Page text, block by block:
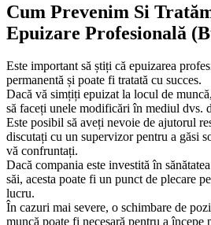
Cum Prevenim Si
Epuizare Profesională
Este important să știți că epuizarea
permanentă și poate fi tratată cu succes.
Dacă vă simțiți epuizat la locul de
să faceți unele modificări în mediul dvs.
Este posibil să aveți nevoie de ajutorul
discutați cu un supervizor pentru a găsi
vă confruntați.
Dacă compania este investită în
săi, acesta poate fi un punct de plecare
lucru.
În cazuri mai severe, o schimbare de
muncă poate fi necesară pentru a începe